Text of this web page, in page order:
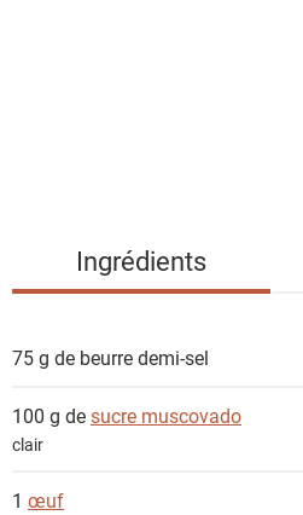
i
n
s
Ingrédients
75 g de beurre demi-sel
100 g desucre muscovado
clair
1 œuf